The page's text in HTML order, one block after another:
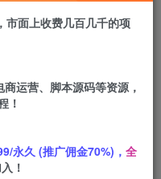
装，营销等】賺麻了，
市面上收费几百几千的项
运营、脚本源码等资源，
！
永久 (推广佣金70%)， 全
！